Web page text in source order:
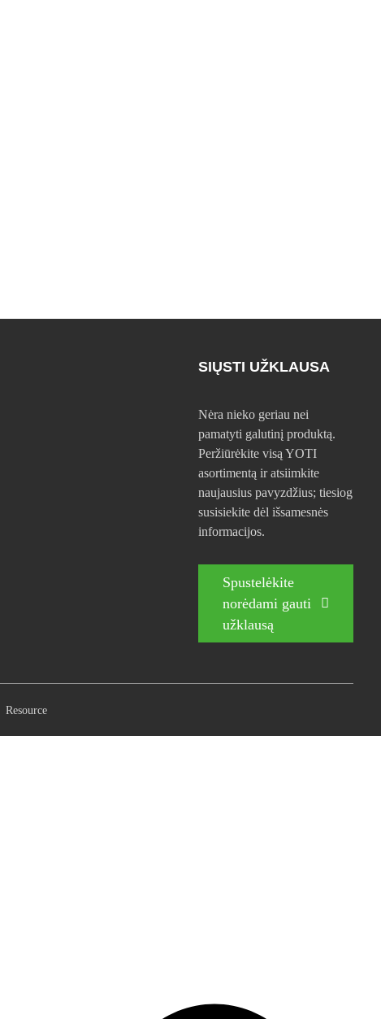
SIŲSTI UŽKLAUSA
Nėra nieko geriau nei
pamatyti galutinį produktą.
Peržiūrėkite visą YOTI
asortimentą ir atsiimkite
naujausius pavyzdžius; tiesiog
susisiekite dėl išsamesnės
informacijos.
Spustelėkite
norėdami gauti
užklausą
Resource